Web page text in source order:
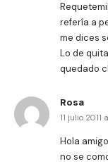
refería a
me dices
Lo de
quedado
Rosa
11 julio 2011
Hola
no se